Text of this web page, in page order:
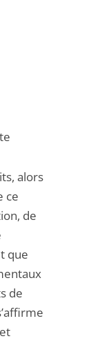
alors
ce
de
que
de